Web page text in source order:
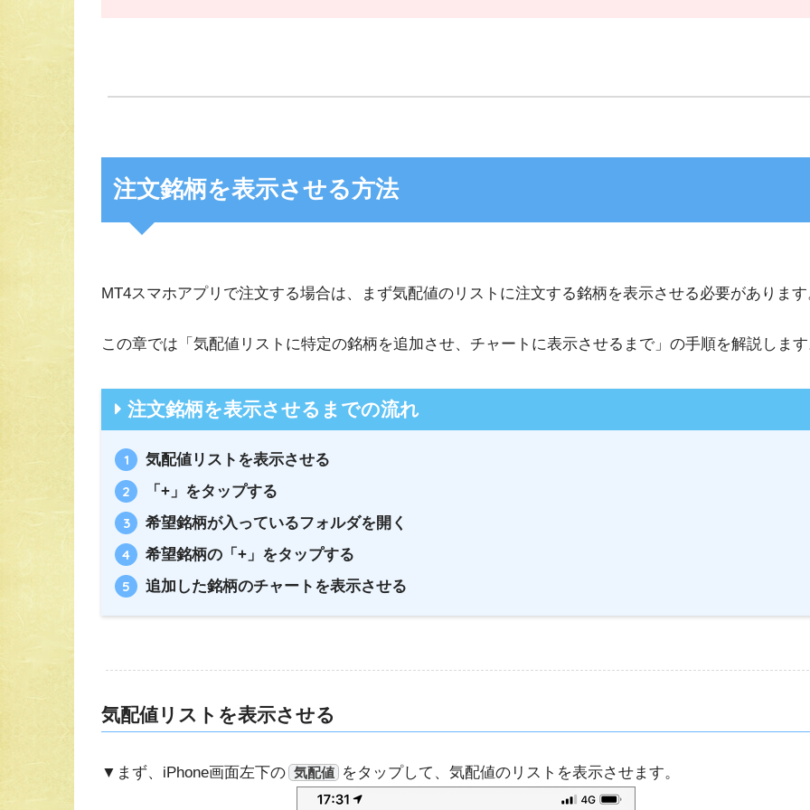
注文銘柄を表示させる方法
MT4スマホアプリで注文する場合は、まず気配値のリストに注文する銘柄を表示させる必要がありま
この章では「気配値リストに特定の銘柄を追加させ、チャートに表示させるまで」の手順を解説しま
注文銘柄を表示させるまでの流れ
気配値リストを表示させる
「+」をタップする
希望銘柄が入っているフォルダを開く
希望銘柄の「+」をタップする
追加した銘柄のチャートを表示させる
気配値リストを表示させる
▼まず、iPhone画面左下の 気配値 をタップして、気配値のリストを表示させます。